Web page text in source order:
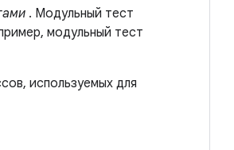
. Модульный тест
модульный тест
используемых для